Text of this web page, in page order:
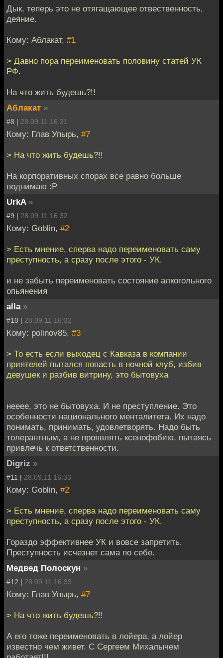
Дык, теперь это не отягащающее отвественность,
деяние.
Кому: Аблакат, #1
> Давно пора переименовать половину статей УК
РФ.
На что жить будешь?!!
Аблакат »
#8 | 28.09.11 16:31
Кому: Глав Упырь, #7
> На что жить будешь?!!
На корпоративных спорах все равно больше
поднимаю :P
UrkA »
#9 | 28.09.11 16:32
Кому: Goblin, #2
> Есть мнение, сперва надо переименовать саму
преступность, а сразу после этого - УК.
и не забыть переименовать состояние алкогольного
опьянения
alla »
#10 | 28.09.11 16:32
Кому: polinov85, #3
> То есть если выходец с Кавказа в компании
приятелей пытался попасть в ночной клуб, избив
девушек и разбив витрину, это бытовуха
нееее, это не бытовуха. И не преступление. Это
особенности национального менталитета. Их надо
понимать, принимать, удовлетворять. Надо быть
толерантным, а не проявлять ксенофобию, пытаясь
привлечь к ответственности.
Digriz »
#11 | 28.09.11 16:33
Кому: Goblin, #2
> Есть мнение, сперва надо переименовать саму
преступность, а сразу после этого - УК.
Гораздо эффективнее УК и вовсе запретить.
Преступность исчезнет сама по себе.
Медвед Полоскун »
#12 | 28.09.11 16:33
Кому: Глав Упырь, #7
> На что жить будешь?!!
А его тоже переименовать в лойера, а лойер
известно чем живет. С Сергеем Михалычем